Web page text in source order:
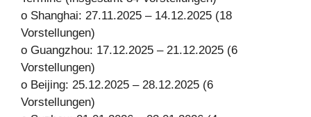
o Shanghai: 27.11.2025 – 14.12.2025 (18
Vorstellungen)
o Guangzhou: 17.12.2025 – 21.12.2025 (6
Vorstellungen)
o Beijing: 25.12.2025 – 28.12.2025 (6
Vorstellungen)